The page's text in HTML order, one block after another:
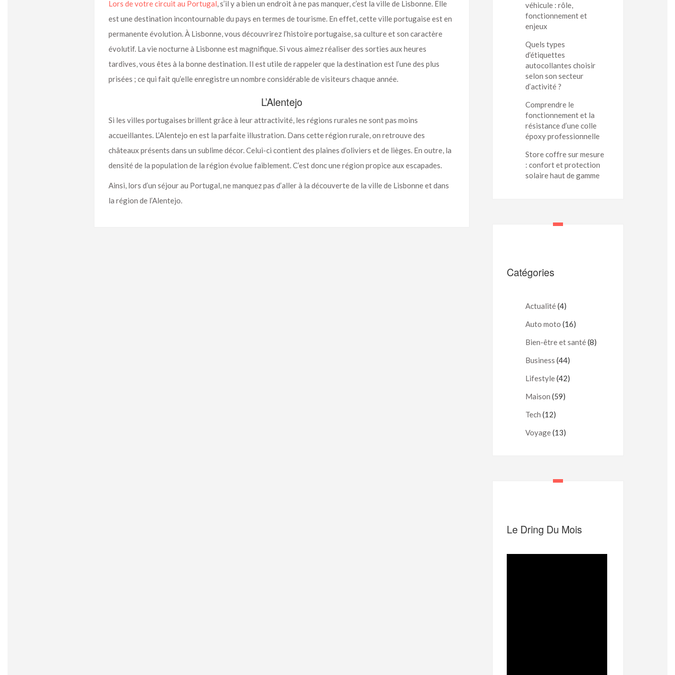
Lors de votre circuit au Portugal, s’il y a bien un endroit à ne pas manquer, c’est la ville de Lisbonne. Elle
est une destination incontournable du pays en termes de tourisme. En effet, cette ville portugaise est en
permanente évolution. À Lisbonne, vous découvrirez l’histoire portugaise, sa culture et son caractère
évolutif. La vie nocturne à Lisbonne est magnifique. Si vous aimez réaliser des sorties aux heures
tardives, vous êtes à la bonne destination. Il est utile de rappeler que la destination est l’une des plus
prisées ; ce qui fait qu’elle enregistre un nombre considérable de visiteurs chaque année.
L’Alentejo
Si les villes portugaises brillent grâce à leur attractivité, les régions rurales ne sont pas moins
accueillantes. L’Alentejo en est la parfaite illustration. Dans cette région rurale, on retrouve des
châteaux présents dans un sublime décor. Celui-ci contient des plaines d’oliviers et de lièges. En outre, la
densité de la population de la région évolue faiblement. C’est donc une région propice aux escapades.
Ainsi, lors d’un séjour au Portugal, ne manquez pas d’aller à la découverte de la ville de Lisbonne et dans
la région de l’Alentejo.
véhicule : rôle,
fonctionnement et
enjeux
Quels types
d’étiquettes
autocollantes choisir
selon son secteur
d’activité ?
Comprendre le
fonctionnement et la
résistance d’une colle
époxy professionnelle
Store coffre sur mesure
: confort et protection
solaire haut de gamme
Catégories
Actualité(4)
Auto moto (16)
Bien-être et santé(8)
Business (44)
Lifestyle(42)
Maison (59)
Tech (12)
Voyage(13)
Le Dring Du Mois